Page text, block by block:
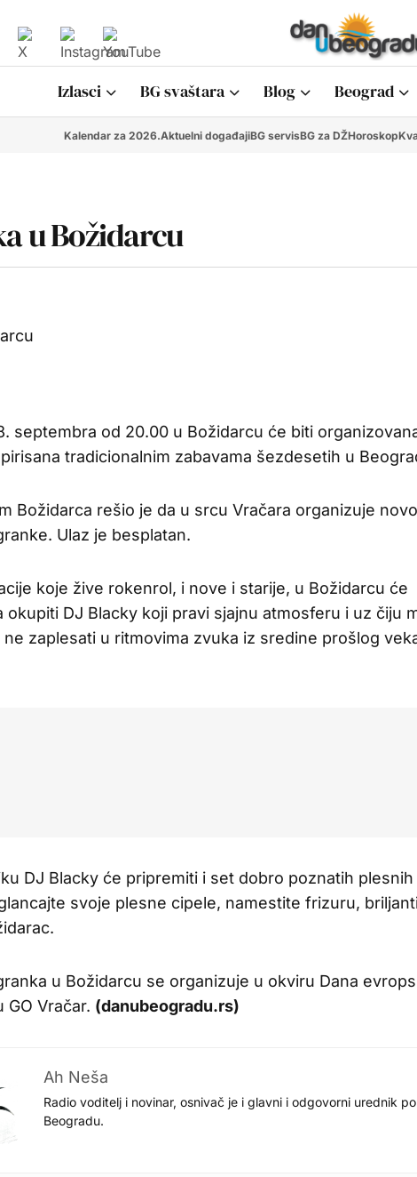
Izlasci BG svaštara Blog Beograd
Kalendar za 2026.Aktuelni događajiBG servisBG za DŽHoroskop
u Božidarcu
septembra od 20.00 u Božidarcu će biti
tradicionalnim zabavama šezdesetih u
Božidarca rešio je da u srcu Vračara organizuje
Ulaz je besplatan.
koje žive rokenrol, i nove i starije, u Božidarcu će
okupiti DJ Blacky koji pravi sjajnu atmosferu i uz čiju
zaplesati u ritmovima zvuka iz sredine prošlog
DJ Blacky će pripremiti i set dobro poznatih
svoje plesne cipele, namestite frizuru,
u Božidarcu se organizuje u okviru Dana
GO Vračar. (danubeogradu.rs)
Ah Neša
Radio voditelj i novinar, osnivač je i glavni i odgovorni urednik
Beogradu.